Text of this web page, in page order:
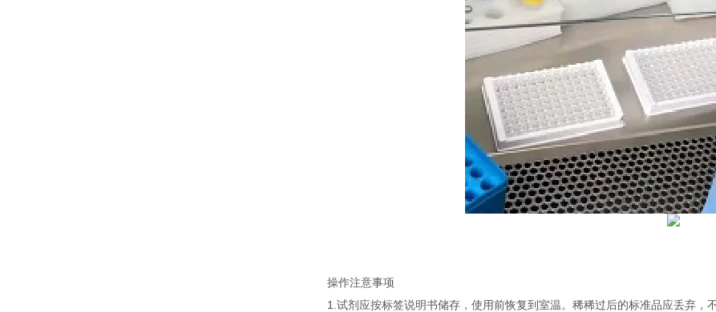
操作注意事项
1.试剂应按标签说明书储存，使用前恢复到室温。稀稀过后的标准品应丢弃，不